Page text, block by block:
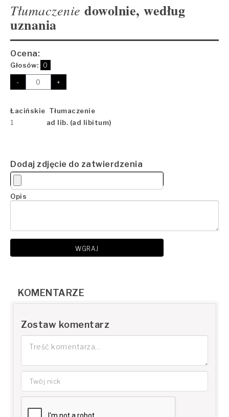
Tłumaczenie dowolnie, według
uznania
Ocena:
Głosów: 0
- +
Łacińskie Tłumaczenie
1
ad lib. (ad libitum)
Dodaj zdjęcie do zatwierdzenia
Opis
WGRAJ
KOMENTARZE
Zostaw komentarz